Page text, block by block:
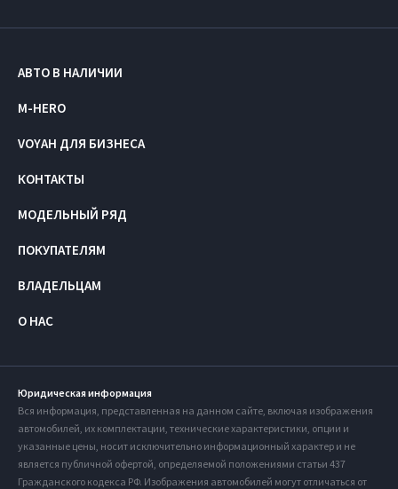
АВТО В НАЛИЧИИ
M-HERO
VOYAH ДЛЯ БИЗНЕСА
КОНТАКТЫ
МОДЕЛЬНЫЙ РЯД
ПОКУПАТЕЛЯМ
ВЛАДЕЛЬЦАМ
О НАС
Юридическая информация
Вся информация, представленная на данном сайте, включая изображения
автомобилей, их комплектации, технические характеристики, опции и
указанные цены, носит исключительно информационный характер и не
является публичной офертой, определяемой положениями статьи 437
Гражданского кодекса РФ. Изображения автомобилей могут отличаться от